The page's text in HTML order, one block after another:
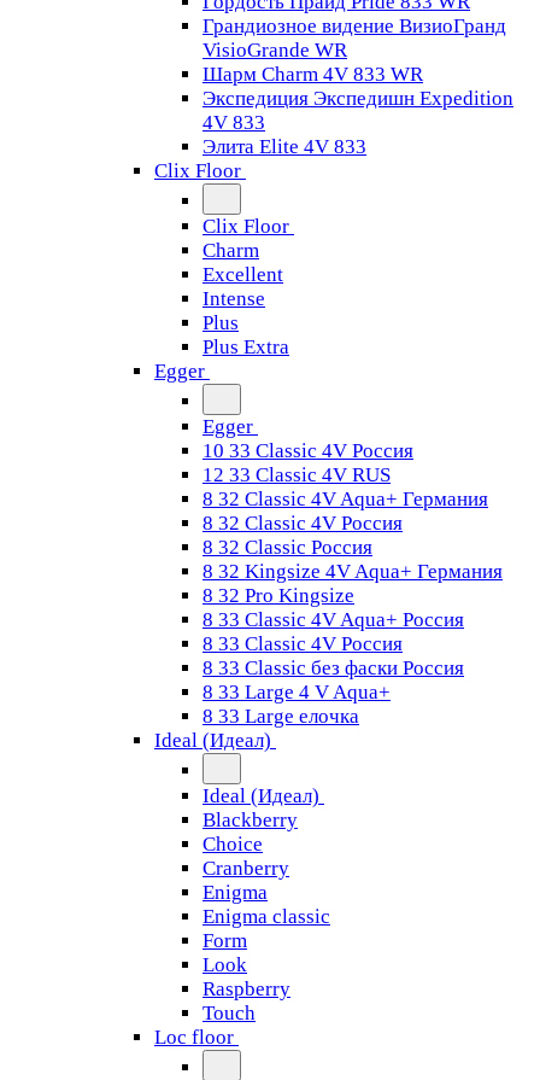
Грандиозное видение ВизиоГранд
VisioGrande WR
Шарм Charm 4V 833 WR
Экспедиция Экспедишн Expedition
4V 833
Элита Elite 4V 833
Clix Floor
Clix Floor
Charm
Excellent
Intense
Plus
Plus Extra
Egger
Egger
10 33 Classic 4V Россия
12 33 Classic 4V RUS
8 32 Classic 4V Aqua+ Германия
8 32 Classic 4V Россия
8 32 Classic Россия
8 32 Kingsize 4V Aqua+ Германия
8 32 Pro Kingsize
8 33 Classic 4V Aqua+ Россия
8 33 Classic 4V Россия
8 33 Classic без фаски Россия
8 33 Large 4 V Aqua+
8 33 Large елочка
Ideal (Идеал)
Ideal (Идеал)
Blackberry
Choice
Cranberry
Enigma
Enigma classic
Form
Look
Raspberry
Touch
Loc floor